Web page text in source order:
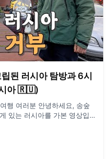
된 러시아 탐방과 6시
시아 🇷🇺)
, 송숲
스 이메일:
메일:
song_forest 카메라: